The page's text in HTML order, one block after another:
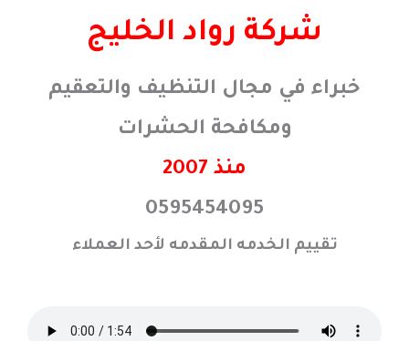
شركة رواد الخليج
خبراء في مجال التنظيف والتعقيم
ومكافحة الحشرات
منذ 2007
0595454095
تقييم الخدمه المقدمه لأحد العملاء